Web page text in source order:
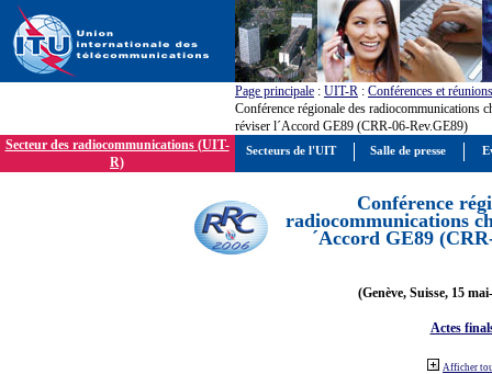
Page principale : UIT-R : Conférences et réunions
Conférence régionale des radiocommunications
réviser l´Accord GE89 (CRR-06-Rev.GE89)
Secteur des radiocommunications (UIT-
R)
Conférence
radiocommunications
´Accord GE89
(Genève, Suisse, 15
Actes
Afficher
Secteurs de l'UIT Salle de presse